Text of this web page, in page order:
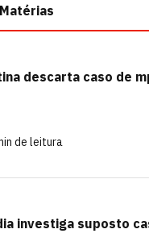
Matérias
descarta caso de
de leitura
investiga suposto